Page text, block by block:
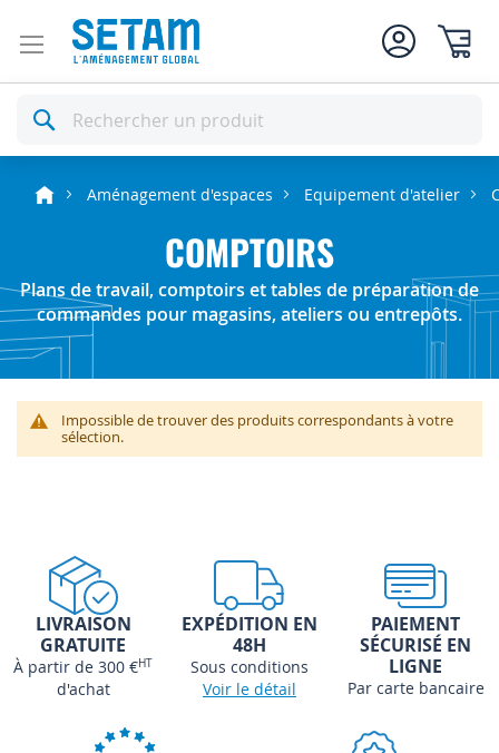
Rechercher
Aménagement d'espaces Equipement d'atelier
COMPTOIRS
Plans de travail, comptoirs et tables de préparation de
commandes pour magasins, ateliers ou entrepôts.
Impossible de trouver des produits correspondants à votre
sélection.
LIVRAISON
GRATUITE
À partir de 300 €HT
d'achat
EXPÉDITION EN
48H
Sous conditions
Voir le détail
PAIEMENT
SÉCURISÉ EN
LIGNE
Par carte bancaire